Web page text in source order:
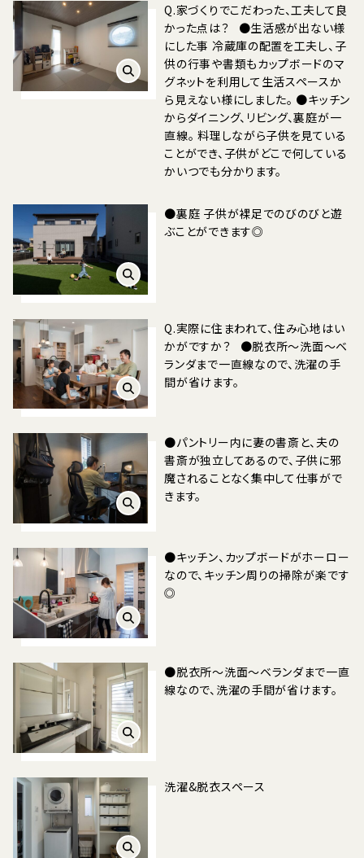
Q.家づくりでこだわった、工夫して良
かった点は？ ●生活感が出ない様
にした事 冷蔵庫の配置を工夫し、子
供の行事や書類もカップボードのマ
グネットを利用して生活スペースか
ら見えない様にしました。 ●キッチン
からダイニング、リビング、裏庭が一
直線。 料理しながら子供を見ている
ことができ、子供がどこで何している
かいつでも分かります。
●裏庭 子供が裸足でのびのびと遊
ぶことができます◎
Q.実際に住まわれて、住み心地はい
かがですか？ ●脱衣所〜洗面〜ベ
ランダまで一直線なので、洗濯の手
間が省けます。
●パントリー内に妻の書斎と、夫の
書斎が独立してあるので、子供に邪
魔されることなく集中して仕事がで
きます。
●キッチン、カップボードがホーロー
なので、キッチン周りの掃除が楽です
◎
●脱衣所〜洗面〜ベランダまで一直
線なので、洗濯の手間が省けます。
洗濯&脱衣スペース